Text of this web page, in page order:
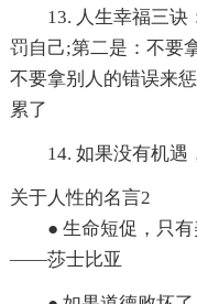
13. 人生幸福三
罚自己;第二是：不要
不要拿别人的错误来
累了
14. 如果没有机遇
关于人性的名言2
● 生命短促，只
——莎士比亚